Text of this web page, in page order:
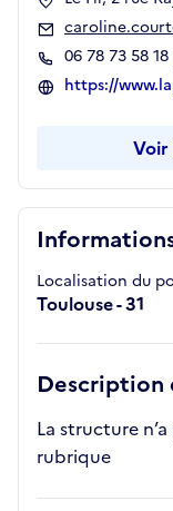
Localisation du
Toulouse - 31
Description
La structure
rubrique
06 78 73 58 18
https://